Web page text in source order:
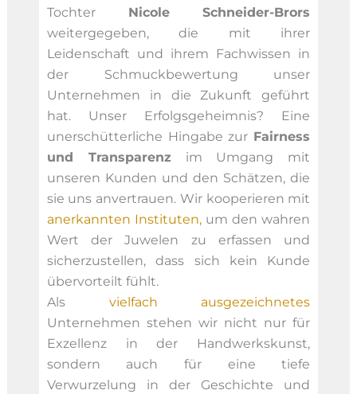
Tochter Nicole Schneider-Brors
weitergegeben, die mit ihrer
Leidenschaft und ihrem Fachwissen in
der Schmuckbewertung unser
Unternehmen in die Zukunft geführt
hat. Unser Erfolgsgeheimnis? Eine
unerschütterliche Hingabe zur Fairness
und Transparenzim Umgang mit
unseren Kunden und den Schätzen, die
sie uns anvertrauen. Wir kooperieren mit
anerkannten Instituten,um den wahren
Wert der Juwelen zu erfassen und
sicherzustellen, dass sich kein Kunde
übervorteilt fühlt.
Als vielfach ausgezeichnetes
Unternehmen stehen wir nicht nur für
Exzellenz in der Handwerkskunst,
sondern auch für eine tiefe
Verwurzelung in der Geschichte und